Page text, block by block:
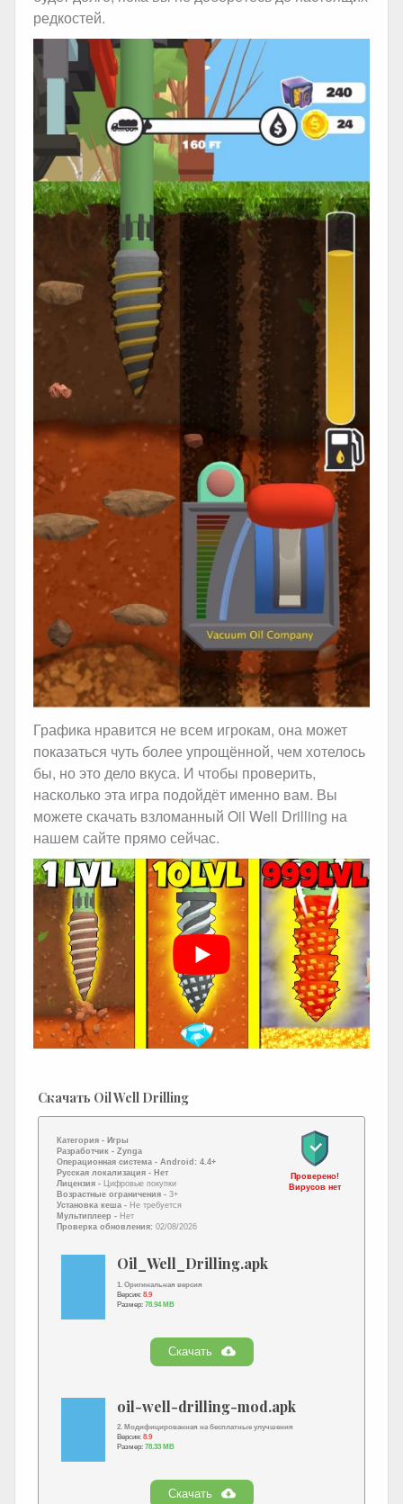
редкостей.
Графика нравится не всем игрокам, она может
показаться чуть более упрощённой, чем хотелось
бы, но это дело вкуса. И чтобы проверить,
насколько эта игра подойдёт именно вам. Вы
можете скачать взломанный Oil Well Drilling на
нашем сайте прямо сейчас.
Скачать Oil Well Drilling
Категория - Игры
Разработчик - Zynga
Операционная система - Android: 4.4+
Русская локализация - Нет
Лицензия - Цифровые покупки
Возрастные ограничения - 3+
Установка кеша - Не требуется
Мультиплеер - Нет
Проверка обновления: 02/08/2026
Проверено!
Вирусов нет
Oil_Well_Drilling.apk
1. Оригинальная версия
Версия: 8.9
Размер: 78.94 MB
Скачать
oil-well-drilling-mod.apk
2. Модифицированная на бесплатные улучшения
Версия: 8.9
Размер: 78.33 MB
Скачать